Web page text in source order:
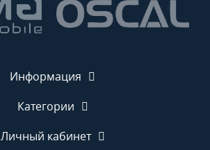
Информация
Категории
Личный кабинет